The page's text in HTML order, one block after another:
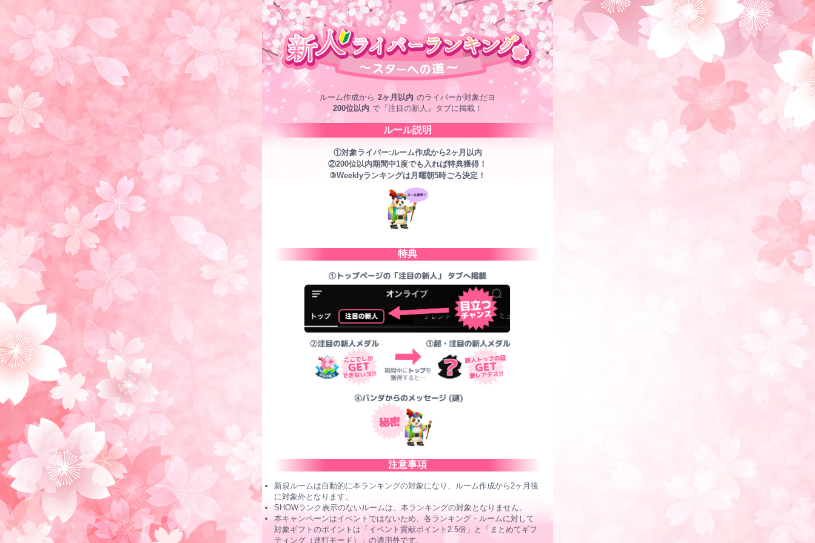
ルーム作成から 2ヶ月以内 のライバーが対象だヨ
200位以内で『注目の新人』タブに掲載！
ルール説明
①対象ライバー:ルーム作成から2ヶ月以内
②200位以内期間中1度でも入れば特典獲得！
③Weeklyランキングは月曜朝5時ごろ決定！
特典
注意事項
新規ルームは自動的に本ランキングの対象になり、ルーム作成から2ヶ月後
に対象外となります。
SHOWランク表示のないルームは、本ランキングの対象となりません。
本キャンペーンはイベントではないため、各ランキング・ルームに対して
対象ギフトのポイントは「イベント貢献ポイント2.5倍」と「まとめてギフ
ティング（連打モード）」の適用外です。